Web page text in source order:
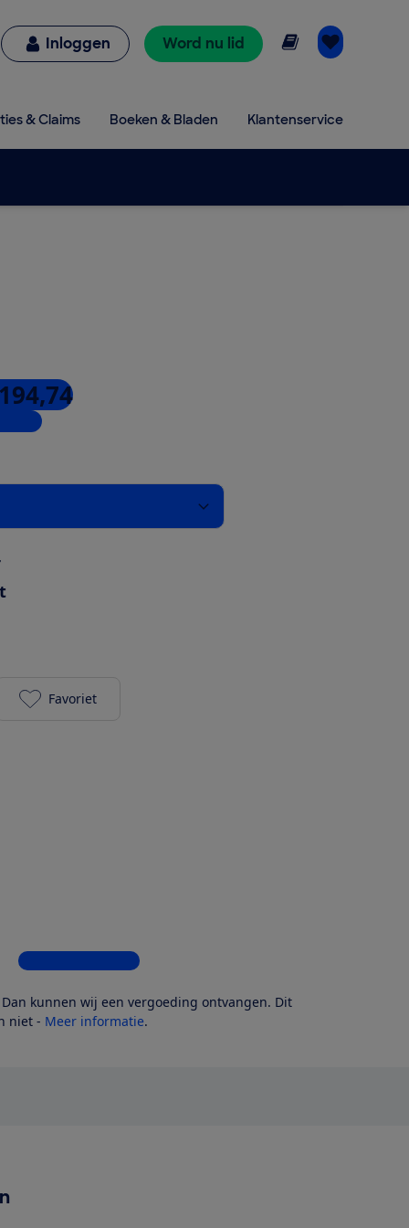
Inloggen Word nu lid Online lezen
& Claims Boeken & Bladen Klantenservice
Canon Pixma TS9551Ca toevoegen aan je
Favoriet
Bekijk alle 7 winkels
kunnen wij een vergoeding ontvangen. Dit
niet - Meer informatie.